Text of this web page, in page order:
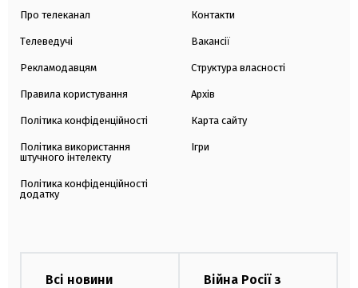
Про телеканал
Телеведучі
Рекламодавцям
Правила користування
Політика конфіденційності
Політика використання
штучного інтелекту
Політика конфіденційності
додатку
Контакти
Вакансії
Структура власності
Архів
Карта сайту
Ігри
Всі новини
Війна Росії з